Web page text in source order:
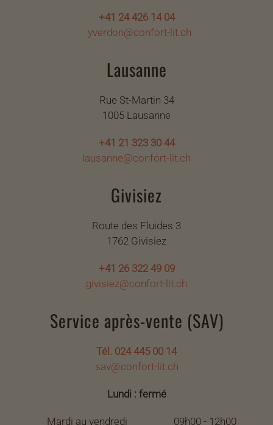
+41 24 426 14 04
yverdon@confort-lit.ch
Lausanne
Rue St-Martin 34
1005 Lausanne
+41 21 323 30 44
lausanne@confort-lit.ch
Givisiez
Route des Fluides 3
1762 Givisiez
+41 26 322 49 09
givisiez@confort-lit.ch
Service après-vente (SAV)
Tél. 024 445 00 14
sav@confort-lit.ch
Lundi : fermé
Mardi au vendredi 09h00 - 12h00